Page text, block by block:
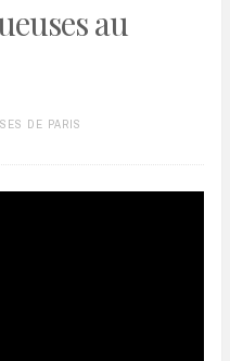
au
DE PARIS